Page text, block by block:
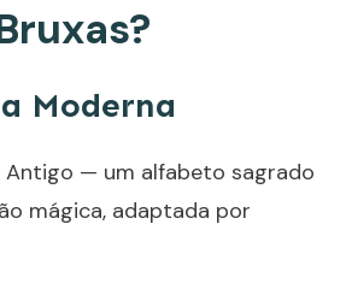
Moderna
— um alfabeto sagrado
mágica, adaptada por